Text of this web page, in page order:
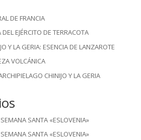
DE FRANCIA
EJÉRCITO DE TERRACOTA
Y LA GERIA: ESENCIA DE LANZAROTE
VOLCÁNICA
CHINIJO Y LA GERIA
SEMANA SANTA «ESLOVENIA»
SEMANA SANTA «ESLOVENIA»